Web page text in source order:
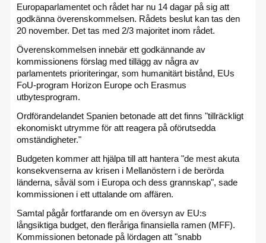
Europaparlamentet och rådet har nu 14 dagar på sig att
godkänna överenskommelsen. Rådets beslut kan tas den
20 november. Det tas med 2/3 majoritet inom rådet.
Överenskommelsen innebär ett godkännande av
kommissionens förslag med tillägg av några av
parlamentets prioriteringar, som humanitärt bistånd, EUs
FoU-program Horizon Europe och Erasmus
utbytesprogram.
Ordförandelandet Spanien betonade att det finns "tillräckligt
ekonomiskt utrymme för att reagera på oförutsedda
omständigheter."
Budgeten kommer att hjälpa till att hantera "de mest akuta
konsekvenserna av krisen i Mellanöstern i de berörda
länderna, såväl som i Europa och dess grannskap", sade
kommissionen i ett uttalande om affären.
Samtal pågår fortfarande om en översyn av EU:s
långsiktiga budget, den fleråriga finansiella ramen (MFF).
Kommissionen betonade på lördagen att "snabb